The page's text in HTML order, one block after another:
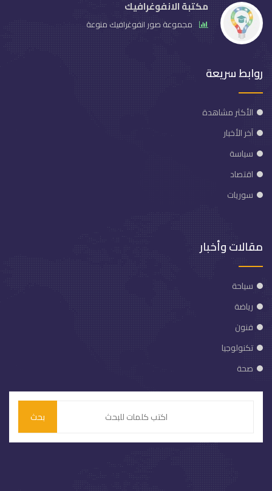
مكتبة الانفوغرافيك
مجموعة صور انفوغرافيك منوعة
روابط سريعة
الأكثر مشاهدة
آخر الأخبار
سياسة
اقتصاد
سوريات
مقالات وأخبار
سياحة
رياضة
فنون
تكنولوجيا
صحة
بحث